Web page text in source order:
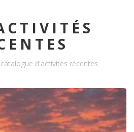
d'activités récentes